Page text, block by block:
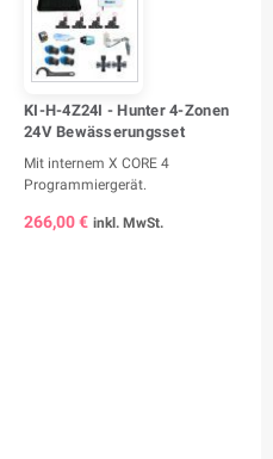
KI-H-4Z24I - Hunter 4-Zonen
24V Bewässerungsset
Mit internem X CORE 4
Programmiergerät.
266,00 € inkl. MwSt.